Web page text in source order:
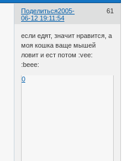
Поделиться 61
2005-
06-12 19:11:54
если едят, значит нравится, а
моя кошка ваще мышей
ловит и ест потом :vee:
:beee:
0